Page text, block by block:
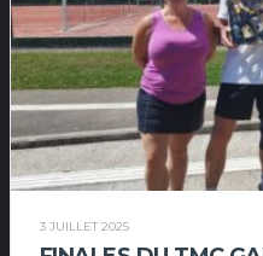
3 JUILLET 2025